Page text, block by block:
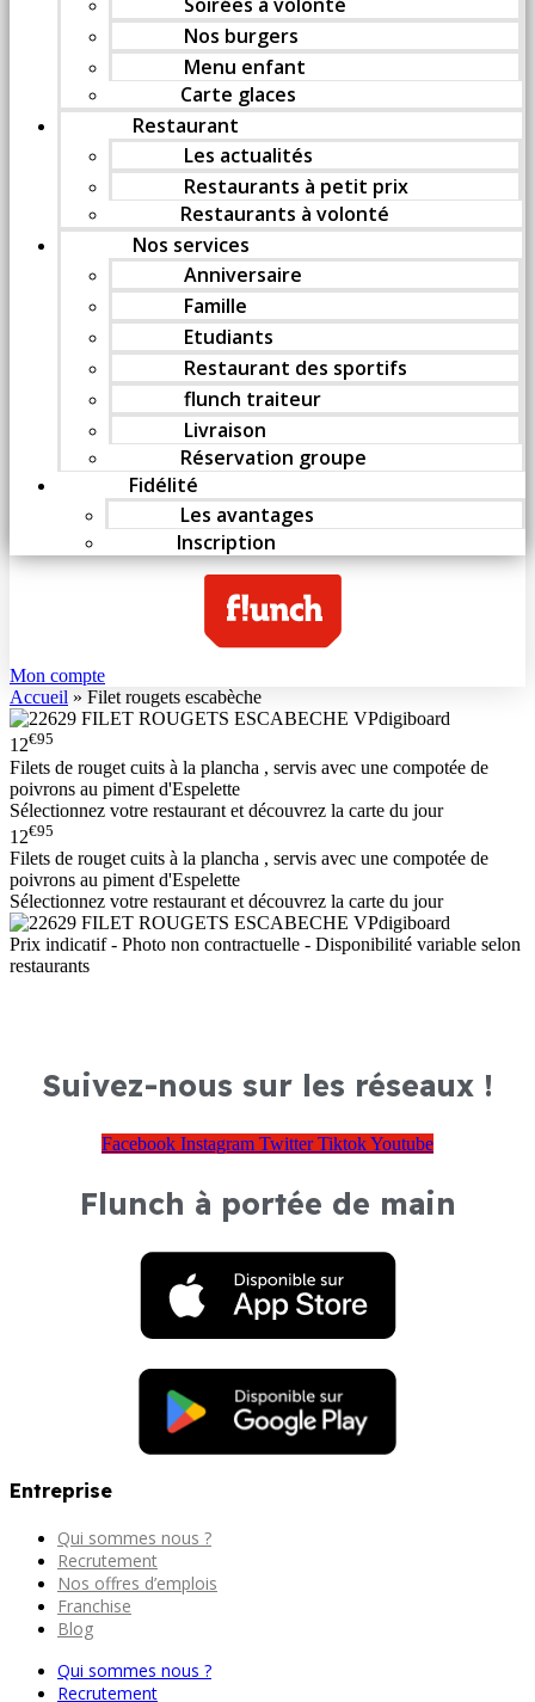
Nos burgers
Menu enfant
Carte glaces
Restaurant
Les actualités
Restaurants à petit prix
Restaurants à volonté
Nos services
Anniversaire
Famille
Etudiants
Restaurant des sportifs
flunch traiteur
Livraison
Réservation groupe
Fidélité
Les avantages
Inscription
Mon compte
Accueil » Filet rougets escabèche
12€95
Filets de rouget cuits à la plancha , servis avec une compotée de
poivrons au piment d'Espelette
Sélectionnez votre restaurant et découvrez la carte du jour
12€95
Filets de rouget cuits à la plancha , servis avec une compotée de
poivrons au piment d'Espelette
Sélectionnez votre restaurant et découvrez la carte du jour
Prix indicatif - Photo non contractuelle - Disponibilité variable selon
restaurants
Suivez-nous sur les réseaux !
Facebook Instagram Twitter TiktokYoutube
Flunch à portée de main
Entreprise
Qui sommes nous ?
Recrutement
Nos offres d’emplois
Franchise
Blog
Qui sommes nous ?
Recrutement